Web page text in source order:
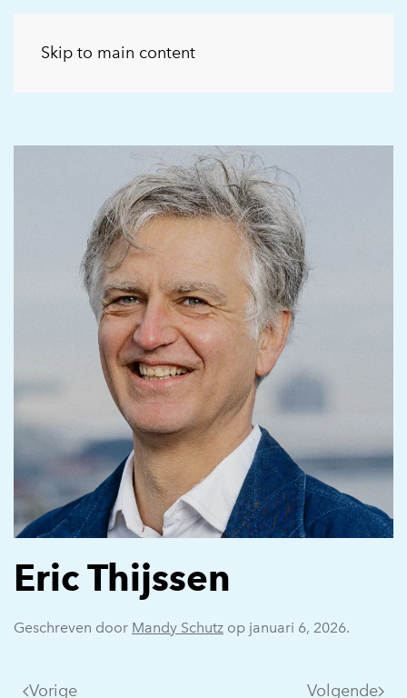
Skip to main content
Eric Thijssen
Geschreven door Mandy Schutz op januari 6, 2026.
Vorige Volgende